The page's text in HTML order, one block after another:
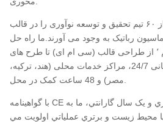
بیش از ۵۰ اختراع و بیش از ۶۰ تیم تحقیق و توسعه نوآوری را در قالب
رباتیک به وجود می آورند.ما راه حل
های کامل را ارائه می دهیم ٬ از طراحی قالب (سی ام ای) تا طرح های
کارخانه ٬ با پشتیبانی جهانی 24/7، مراکز خدمات محلی (هند، ترکیه،
با گواهينامه CE با بازرسي مواد سختگيري و يک سال گارانتي، ما به
زیست و برتري عملياتي اولویت مي